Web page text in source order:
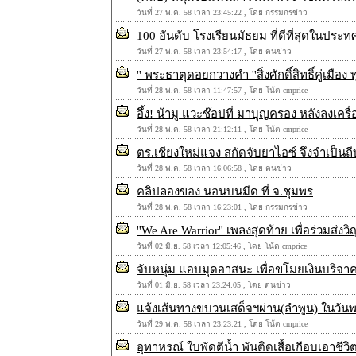
วันที่ 27 พ.ค. 58 เวลา 23:45:22 , โดย กรรมกรข่าว
100 อันดับ โรงเรียนมัธยม ที่ดีที่สุดในประท
วันที่ 27 พ.ค. 58 เวลา 23:54:17 , โดย ตนข่าว
'' พระธาตุดอยกวางคำ ''สิ่งศักดิ์สิทธิ์คู่เมือง
วันที่ 28 พ.ค. 58 เวลา 11:47:57 , โดย โน้ต cmprice
อึ้ง! น้ามู แวะช๊อปที่ มาบุญครอง หลังลงเครื่
วันที่ 28 พ.ค. 58 เวลา 21:12:11 , โดย โน้ต cmprice
ตร.เชียงใหม่แจง สกัดจับยาไอซ์ จึงจำเป็
วันที่ 28 พ.ค. 58 เวลา 16:06:58 , โดย ตนข่าว
คลิปลองของ นอนบนมีด ที่ จ.ชุมพร
วันที่ 28 พ.ค. 58 เวลา 16:23:01 , โดย กรรมกรข่าว
''We Are Warrior'' เพลงสุดท้าย เพื่อร่วมส่
วันที่ 02 มิ.ย. 58 เวลา 12:05:46 , โดย โน้ต cmprice
จับหนุ่ม แอบมุดอาสนะ เพื่อขโมยเงินบริจ
วันที่ 01 มิ.ย. 58 เวลา 23:24:05 , โดย ตนข่าว
แจ้งเส้นทางขบวนเสด็จฯผ่าน(ลำพูน) ในวั
วันที่ 29 พ.ค. 58 เวลา 23:23:21 , โดย โน้ต cmprice
อุทาหรณ์ ใบพัดตีน้ำ พันติดเสื้อเกือบเอาชีวิ